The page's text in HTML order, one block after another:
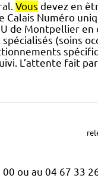
Vous devez en
Calais Numéro
de Montpellier en
(soins
L’attente fait
ou au 04 67 33